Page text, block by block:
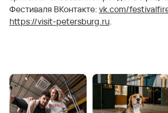
Фестиваля ВКонтакте: vk.com/
https://visit-petersburg.ru.